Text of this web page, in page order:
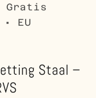
Gratis
EU
Staal –